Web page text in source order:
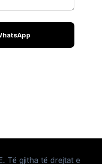
Të gjitha të drejtat e